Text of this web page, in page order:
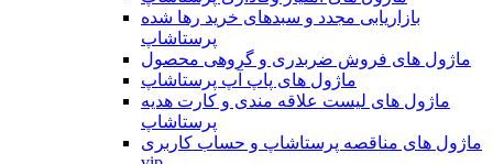
بازاریابی مجدد و سبدهای خرید رها شده
پرستاشاپ
ماژول های فروش ضربدری و گروهی محصول
ماژول های پاپ آپ پرستاشاپ
ماژول های لیست علاقه مندی و کارت هدیه
پرستاشاپ
ماژول های مناقصه پرستاشاپ و حساب کاربری